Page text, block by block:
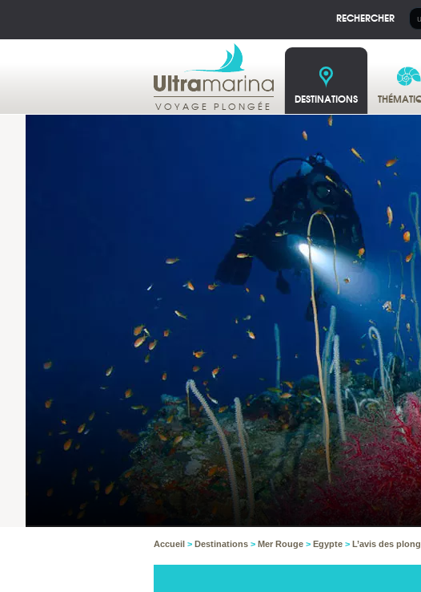
RECHERCHER
VOYAGE PLONGÉE DESTINATIONS
Accueil > Destinations > Mer Rouge > Egypte > L’avis des